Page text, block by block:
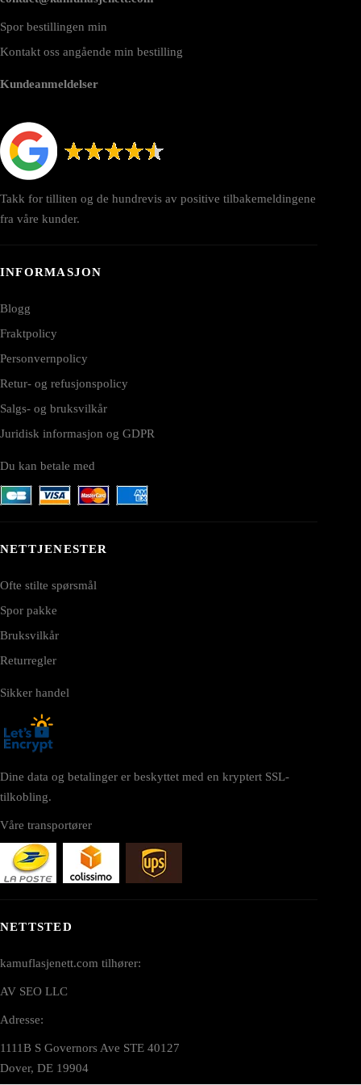
Spor bestillingen min
Kontakt oss angående min bestilling
Kundeanmeldelser
Takk for tilliten og de hundrevis av positive tilbakemeldingene
fra våre kunder.
INFORMASJON
Blogg
Fraktpolicy
Personvernpolicy
Retur- og refusjonspolicy
Salgs- og bruksvilkår
Juridisk informasjon og GDPR
Du kan betale med
NETTJENESTER
Ofte stilte spørsmål
Spor pakke
Bruksvilkår
Returregler
Sikker handel
Dine data og betalinger er beskyttet med en kryptert SSL-
tilkobling.
Våre transportører
NETTSTED
kamuflasjenett.com tilhører:
AV SEO LLC
Adresse:
1111B S Governors Ave STE 40127
Dover, DE 19904